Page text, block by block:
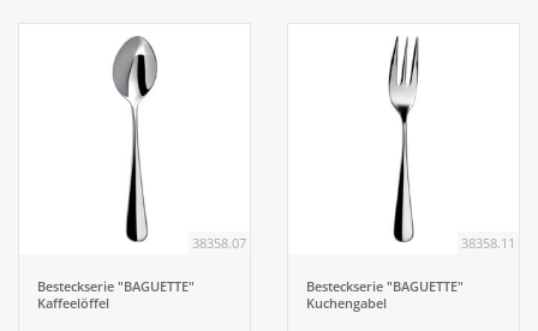
38358.07
Besteckserie "BAGUETTE"
Kaffeelöffel
38358.11
Besteckserie "BAGUETTE"
Kuchengabel